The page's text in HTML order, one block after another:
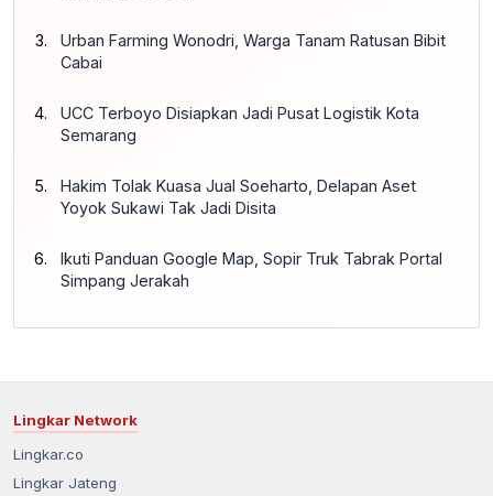
Urban Farming Wonodri, Warga Tanam Ratusan Bibit
Cabai
UCC Terboyo Disiapkan Jadi Pusat Logistik Kota
Semarang
Hakim Tolak Kuasa Jual Soeharto, Delapan Aset
Yoyok Sukawi Tak Jadi Disita
Ikuti Panduan Google Map, Sopir Truk Tabrak Portal
Simpang Jerakah
Lingkar Network
Lingkar.co
Lingkar Jateng